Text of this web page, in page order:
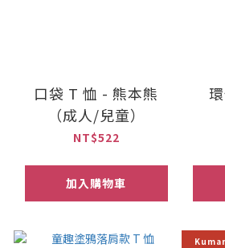
口袋 T 恤 - 熊本熊
（成人/兒童）
NT$522
加入購物車